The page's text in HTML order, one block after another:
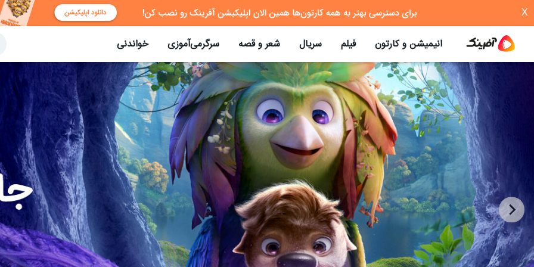
X
انیمیشن و کارتون فیلم سریال شعر و قصه سرگرمی‌آموزی خواندنی